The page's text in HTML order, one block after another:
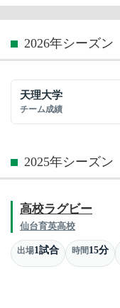
2026年シーズン
天理大学
チーム成績
2025年シーズン
高校ラグビー
仙台育英高校
出場1試合 時間15分